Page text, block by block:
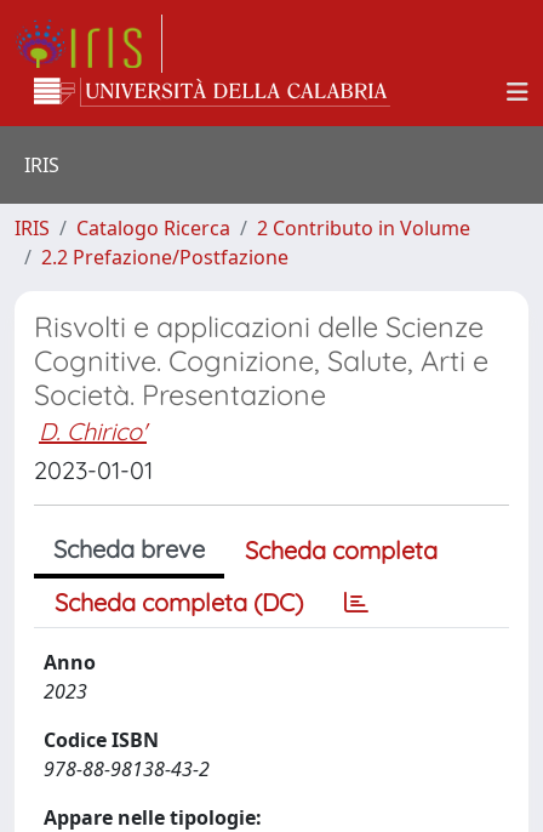
IRIS
IRIS Catalogo Ricerca
2 Contributo in Volume
2.2 Prefazione/Postfazione
Risvolti e applicazioni delle Scienze
Cognitive. Cognizione, Salute, Arti e
Società. Presentazione
D. Chirico'
2023-01-01
Scheda breve
Scheda completa
Scheda completa (DC)
Anno
2023
Codice ISBN
978-88-98138-43-2
Appare nelle tipologie: